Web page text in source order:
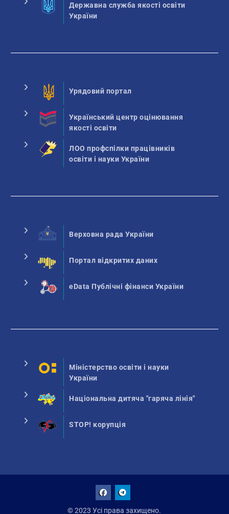
Державна служба якості освіти
України
Урядовий портал
Український центр оцінювання
якості освіти
ЛОО профспілки працівників
освіти і науки України
Верховна рада України
Портал відкритих даних
eData Публічні фінанси України
Міністерство освіти і науки
України
Національна дитяча "гаряча лінія"
STOP! корупція
© 2023 Усі права захищено.